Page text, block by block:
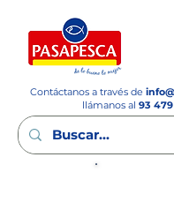
Contáctanos a través de info
llámanos al 93 479